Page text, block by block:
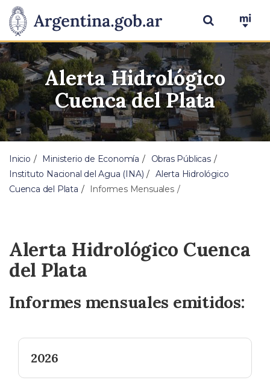
Alerta Hidrológico
Cuenca del Plata
Inicio Ministerio de Economía
Obras Públicas
Instituto Nacional del Agua (INA)
Alerta Hidrológico
Cuenca del Plata
Informes Mensuales
Alerta Hidrológico Cuenca
del Plata
Informes mensuales emitidos:
2026